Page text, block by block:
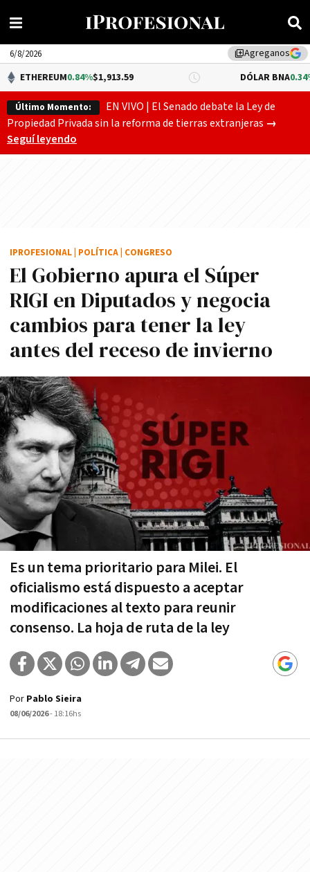
library_addAgreganos
6/8/2026
0.84%$1,913.59 DÓLAR BNA 0.34%$1,520.00
Último Momento:
EN VIVO | El Senado debate la Ley de
Propiedad Privada sin la reforma de tierras extranjeras El
→
Seguí leyendo
El Gobierno apura el Súper
RIGI en Diputados y negocia
cambios para tener la ley
antes del receso de invierno
Es un tema prioritario para Milei. El
oficialismo está dispuesto a aceptar
modificaciones al texto para reunir
consenso. La hoja de ruta de la ley
IPROFESIONAL POLÍTICA CONGRESO
Por Pablo Sieira
08/06/2026- 18:16hs